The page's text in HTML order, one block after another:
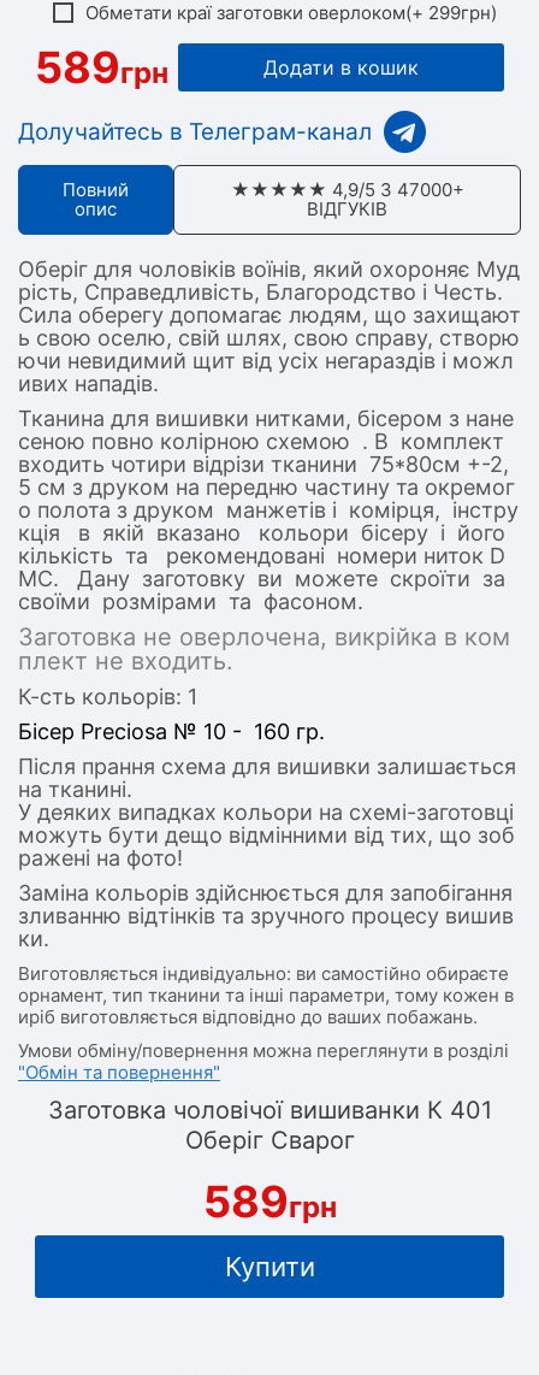
Обметати краї заготовки оверлоком(+ 299грн)
589грн Додати в кошик
Долучайтесь в Телеграм-канал
Повний
опис
★★★★★ 4,9/5 З 47000+
ВІДГУКІВ
Оберіг для чоловіків воїнів, який охороняє Муд
рість, Справедливість, Благородство і Честь.
Сила оберегу допомагає людям, що захищают
ь свою оселю, свій шлях, свою справу, створю
ючи невидимий щит від усіх негараздів і можл
ивих нападів.
Тканина для вишивки нитками, бісером з нане
сеною повно колірною схемою . В комплект
входить чотири відрізи тканини 75*80см +-2,
5 см з друком на передню частину та окремог
о полота з друком манжетів і комірця, інстру
кція в якій вказано кольори бісеру і його
кількість та рекомендовані номери ниток D
MC. Дану заготовку ви можете скроїти за
своїми розмірами та фасоном.
Заготовка не оверлочена, викрійка в ком
плект не входить.
К-сть кольорів: 1
Бісер Preciosa № 10 - 160 гр.
Після прання схема для вишивки залишається
на тканині.
У деяких випадках кольори на схемі-заготовці
можуть бути дещо відмінними від тих, що зоб
ражені на фото!
Заміна кольорів здійснюється для запобігання
зливанню відтінків та зручного процесу вишив
ки.
Виготовляється індивідуально: ви самостійно обираєте
орнамент, тип тканини та інші параметри, тому кожен в
иріб виготовляється відповідно до ваших побажань.
Умови обміну/повернення можна переглянути в розділі
"Обмін та повернення"
Заготовка чоловічої вишиванки К 401
Оберіг Сварог
589грн
Купити